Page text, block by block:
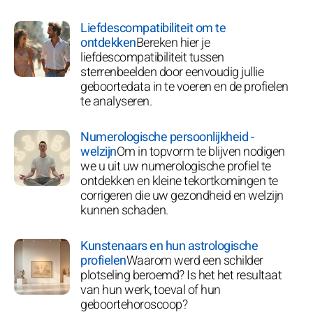
Liefdescompatibiliteit om te
ontdekkenBereken hier je
liefdescompatibiliteit tussen
sterrenbeelden door eenvoudig jullie
geboortedata in te voeren en de profielen
te analyseren.
Numerologische persoonlijkheid -
welzijnOm in topvorm te blijven nodigen
we u uit uw numerologische profiel te
ontdekken en kleine tekortkomingen te
corrigeren die uw gezondheid en welzijn
kunnen schaden.
Kunstenaars en hun astrologische
profielenWaarom werd een schilder
plotseling beroemd? Is het het resultaat
van hun werk, toeval of hun
geboortehoroscoop?